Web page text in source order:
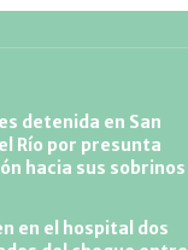
detenida en San
Río por presunta
hacia sus sobrinos
en el hospital dos